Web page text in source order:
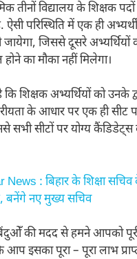
तीनों विद्यालय के शिक्षक
ऐसी परिस्थिति में एक ही
जायेगा, जिससे दूसरे अभ्यर्थियों
का मौका नहीं मिलेगा।
कि शिक्षक अभ्यर्थियों को उनके
के आधार पर एक ही सीट
सभी सीटों पर योग्य
News : बिहार के शिक्षा
बनेंगे नए मुख्य सचिव
की मदद से हमने आपको
आप इसका पूरा – पूरा लाभ